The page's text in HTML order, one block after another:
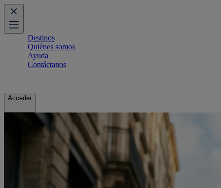
Destinos
Quiénes somos
Ayuda
Contáctanos
Acceder